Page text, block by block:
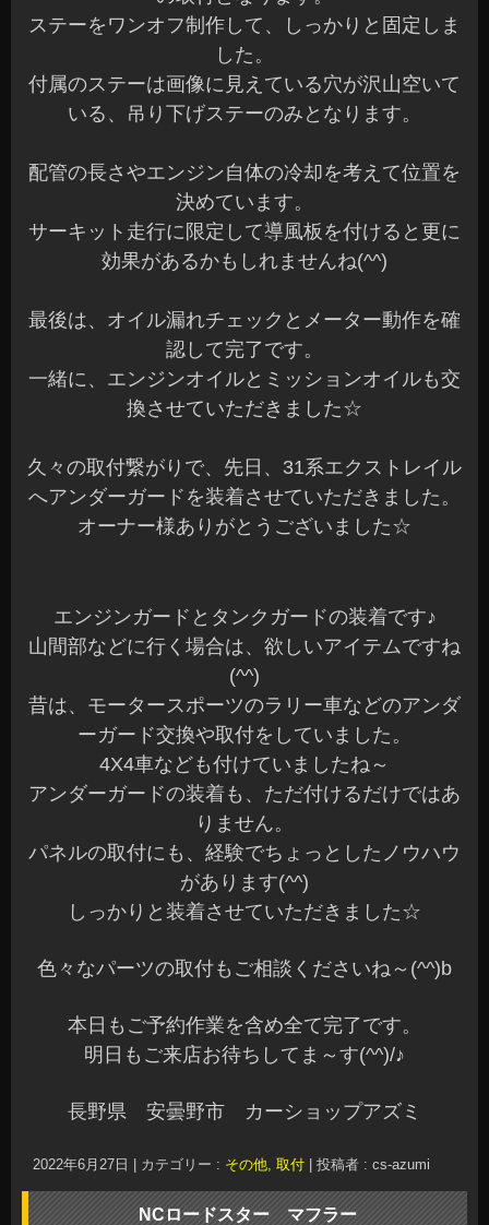
ステーをワンオフ制作して、しっかりと固定しま
した。
付属のステーは画像に見えている穴が沢山空いて
いる、吊り下げステーのみとなります。
配管の長さやエンジン自体の冷却を考えて位置を
決めています。
サーキット走行に限定して導風板を付けると更に
効果があるかもしれませんね(^^)
最後は、オイル漏れチェックとメーター動作を確
認して完了です。
一緒に、エンジンオイルとミッションオイルも交
換させていただきました☆
久々の取付繋がりで、先日、31系エクストレイル
へアンダーガードを装着させていただきました。
オーナー様ありがとうございました☆
エンジンガードとタンクガードの装着です♪
山間部などに行く場合は、欲しいアイテムですね
(^^)
昔は、モータースポーツのラリー車などのアンダ
ーガード交換や取付をしていました。
4X4車なども付けていましたね～
アンダーガードの装着も、ただ付けるだけではあ
りません。
パネルの取付にも、経験でちょっとしたノウハウ
があります(^^)
しっかりと装着させていただきました☆
色々なパーツの取付もご相談くださいね～(^^)b
本日もご予約作業を含め全て完了です。
明日もご来店お待ちしてま～す(^^)/♪
長野県 安曇野市 カーショップアズミ
2022年6月27日 カテゴリー : その他, 取付 投稿者 : cs-azumi
NCロードスター マフラー